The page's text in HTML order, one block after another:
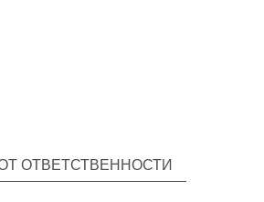
ОТВЕТСТВЕННОСТИ